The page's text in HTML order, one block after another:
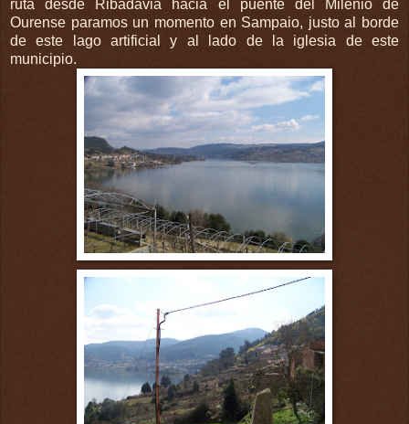
ruta desde Ribadavia hacia el puente del Milenio de
Ourense paramos un momento en Sampaio, justo al borde
de este lago artificial y al lado de la iglesia de este
municipio.